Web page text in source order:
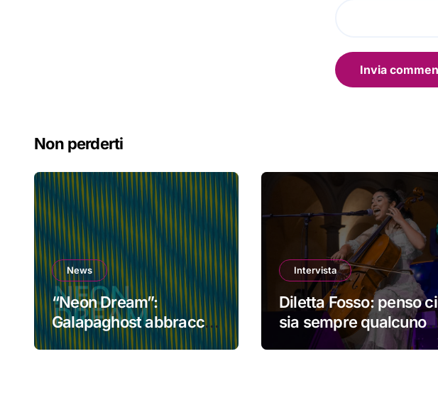
Non perderti
News
“Neon Dream”:
Galapaghost abbraccia
l’elettronica senza
Intervista
Diletta Fosso: penso ci
sia sempre qualcuno
che cerca qualcosa di